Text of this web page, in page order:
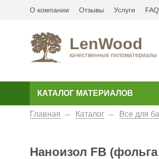
О компании Отзывы Услуги FAQ
LenWood
качественные пиломатериалы
КАТАЛОГ МАТЕРИАЛОВ
Главная Каталог Все для
Наноизол FB